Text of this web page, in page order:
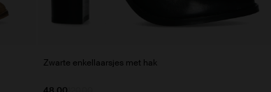
Zwarte enkellaarsjes met hak